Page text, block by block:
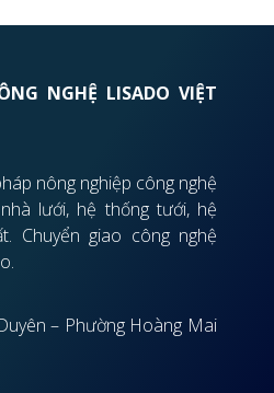
NGHỆ LISADO VIỆT
nông nghiệp công nghệ
lưới, hệ thống tưới, hệ
Chuyển giao công nghệ
– Phường Hoàng Mai